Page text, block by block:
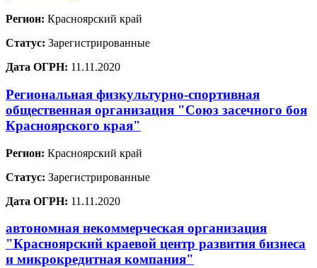
Регион: Красноярский край
Статус: Зарегистрированные
Дата ОГРН: 11.11.2020
Региональная физкультурно-спортивная
общественная организация "Союз засечного боя
Красноярского края"
Регион: Красноярский край
Статус: Зарегистрированные
Дата ОГРН: 11.11.2020
автономная некоммерческая организация
"Красноярский краевой центр развития бизнеса
и микрокредитная компания"